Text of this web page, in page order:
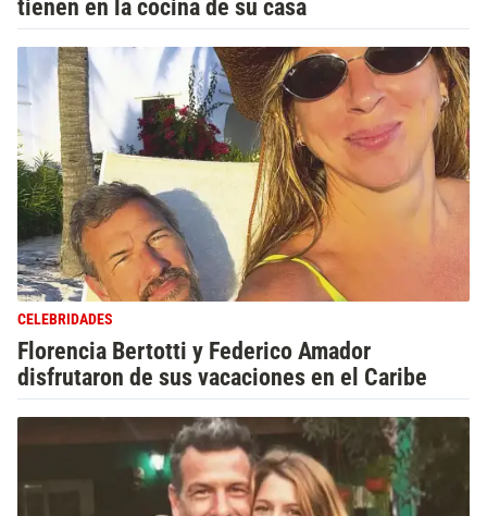
tienen en la cocina de su casa
CELEBRIDADES
Florencia Bertotti y Federico Amador
disfrutaron de sus vacaciones en el Caribe